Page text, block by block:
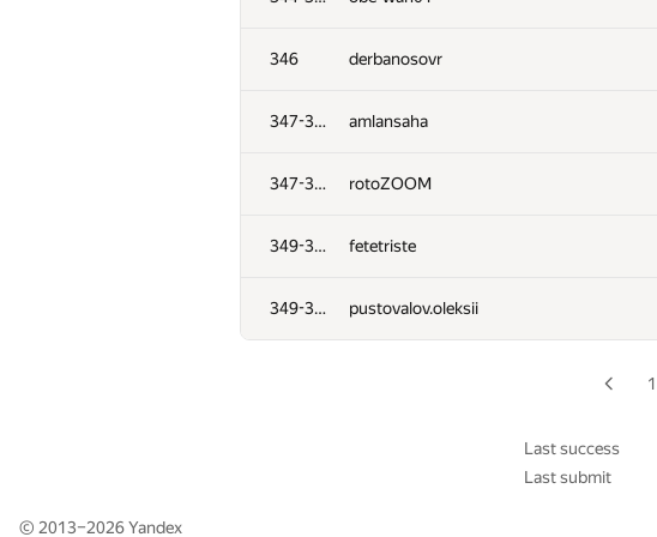
346 derbanosovr
347-348 amlansaha
347-348 rotoZOOM
349-351 fetetriste
349-351 pustovalov.oleksii
chiselko6
Filip Bialas
urusant
Sammarize
1
Last success
Last submit
© 2013–2026Yandex